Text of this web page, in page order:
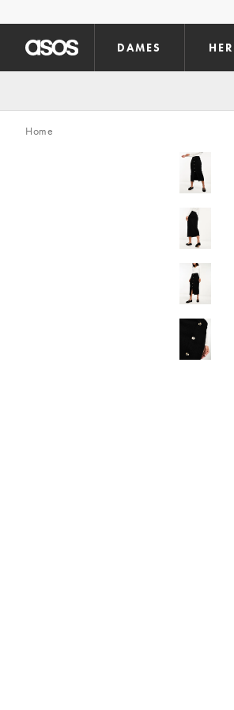
DAMES
Home